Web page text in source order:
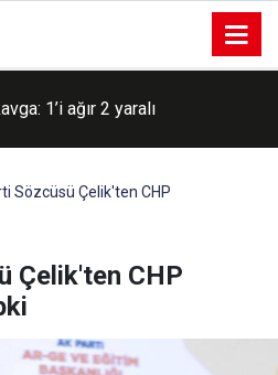
1’i ağır 2 yaralı
Sözcüsü Çelik'ten CHP
Çelik'ten CHP